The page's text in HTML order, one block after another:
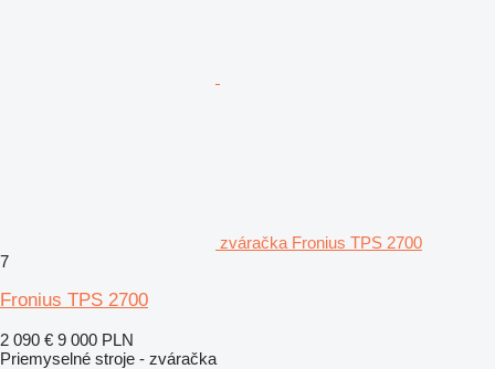
zváračka Fronius TPS 2700
7
Fronius TPS 2700
2 090 € 9 000 PLN
Priemyselné stroje - zváračka